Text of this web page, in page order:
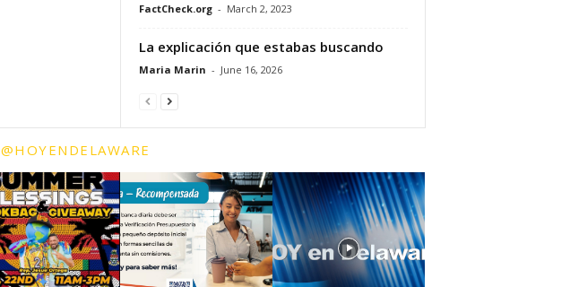
FactCheck.org - March 2, 2023
La explicación que estabas buscando
Maria Marin - June 16, 2026
@HOYENDELAWARE